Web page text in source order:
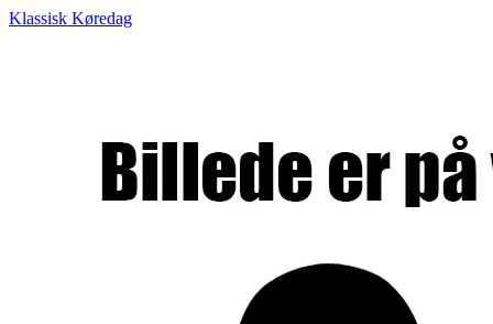
Klassisk Køredag